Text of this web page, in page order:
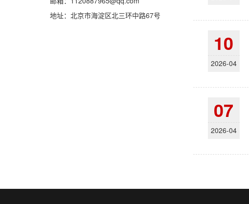
地址：北京市海淀区北三环中路67号
10
2026-04
07
2026-04